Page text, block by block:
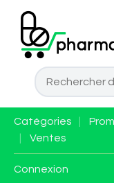
Catégories
Ventes
Connexion